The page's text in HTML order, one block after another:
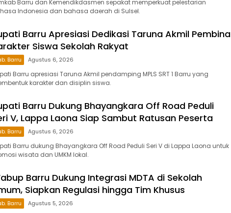
Barru dan Kemendikdasmen sepakat memperkuat pelestarian
Indonesia dan bahasa daerah di Sulsel.
Barru Apresiasi Dedikasi Taruna Akmil Pembina
Siswa Sekolah Rakyat
Barru Agustus 6, 2026
Barru apresiasi Taruna Akmil pendamping MPLS SRT 1 Barru yang
karakter dan disiplin siswa.
Barru Dukung Bhayangkara Off Road Peduli
V, Lappa Laona Siap Sambut Ratusan Peserta
Barru Agustus 6, 2026
Barru dukung Bhayangkara Off Road Peduli Seri V di Lappa Laona untuk
wisata dan UMKM lokal.
Barru Dukung Integrasi MDTA di Sekolah
Siapkan Regulasi hingga Tim Khusus
Barru Agustus 5, 2026